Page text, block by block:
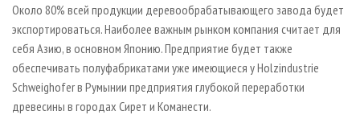
Около 80% всей продукции деревообрабатывающего завода будет
экспортироваться. Наиболее важным рынком компания считает для
себя Азию, в основном Японию. Предприятие будет также
обеспечивать полуфабрикатами уже имеющиеся у Holzindustrie
Schweighofer в Румынии предприятия глубокой переработки
древесины в городах Сирет и Команести.